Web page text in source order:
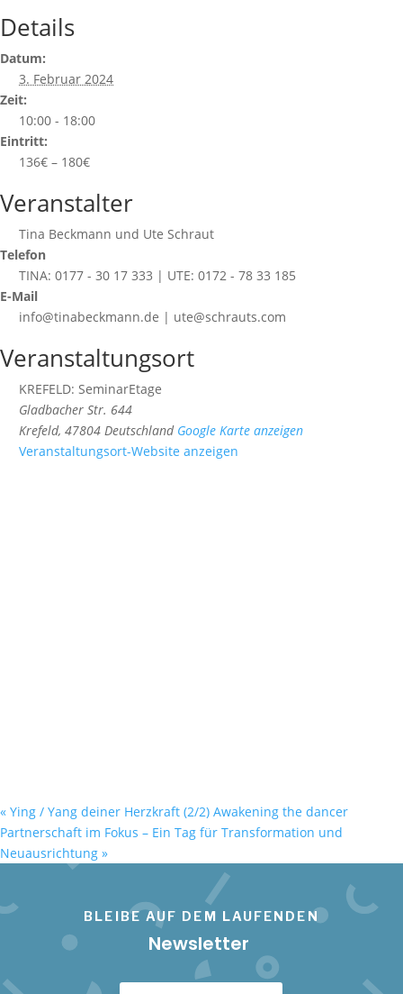
Details
Datum:
3. Februar 2024
Zeit:
10:00 - 18:00
Eintritt:
136€ – 180€
Veranstalter
Tina Beckmann und Ute Schraut
Telefon
TINA: 0177 - 30 17 333 | UTE: 0172 - 78 33 185
E-Mail
info@tinabeckmann.de | ute@schrauts.com
Veranstaltungsort
KREFELD: SeminarEtage
Gladbacher Str. 644
Krefeld, 47804 Deutschland Google Karte anzeigen
Veranstaltungsort-Website anzeigen
« Ying / Yang deiner Herzkraft (2/2) Awakening the dancer
Partnerschaft im Fokus – Ein Tag für Transformation und
Neuausrichtung »
BLEIBE AUF DEM LAUFENDEN
Newsletter